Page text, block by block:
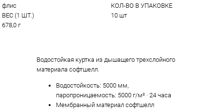
флис
ВЕС (1 ШТ.)
678,0 г
КОЛ-ВО В УПАКОВКЕ
10 шт
Водостойкая куртка из дышащего трехслойного
материала софтшелл.
Водостойкость: 5000 мм,
паропроницаемость: 5000 г/м² · 24 часа
Мембранный материал софтшелл